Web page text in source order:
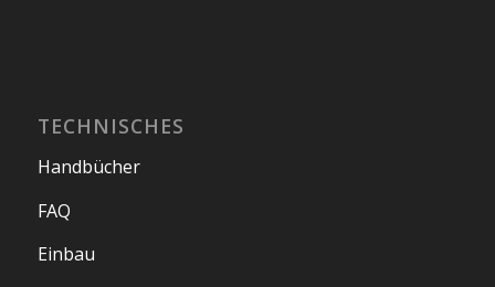
TECHNISCHES
Handbücher
FAQ
Einbau